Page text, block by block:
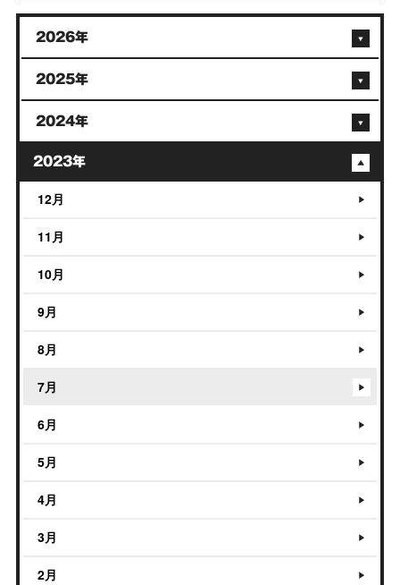
2026年
2025年
2024年
2023年
12月
11月
10月
9月
8月
7月
6月
5月
4月
3月
2月